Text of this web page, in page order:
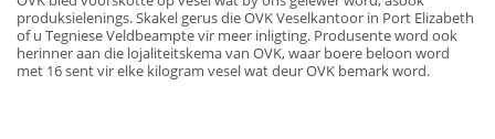
produksielenings. Skakel gerus die OVK Veselkantoor in Port Elizabeth
of u Tegniese Veldbeampte vir meer inligting. Produsente word ook
herinner aan die lojaliteitskema van OVK, waar boere beloon word
met 16 sent vir elke kilogram vesel wat deur OVK bemark word.